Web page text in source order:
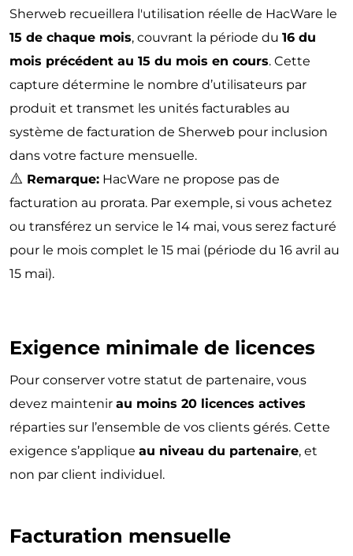
Sherweb recueillera l'utilisation réelle de HacWare le
15 de chaque mois, couvrant la période du 16 du
mois précédent au 15 du mois en cours. Cette
capture détermine le nombre d’utilisateurs par
produit et transmet les unités facturables au
système de facturation de Sherweb pour inclusion
dans votre facture mensuelle.
⚠️ Remarque: HacWare ne propose pas de
facturation au prorata. Par exemple, si vous achetez
ou transférez un service le 14 mai, vous serez facturé
pour le mois complet le 15 mai (période du 16 avril au
15 mai).
Exigence minimale de licences
Pour conserver votre statut de partenaire, vous
devez maintenir au moins 20 licences actives
réparties sur l’ensemble de vos clients gérés. Cette
exigence s’applique au niveau du partenaire, et
non par client individuel.
Facturation mensuelle